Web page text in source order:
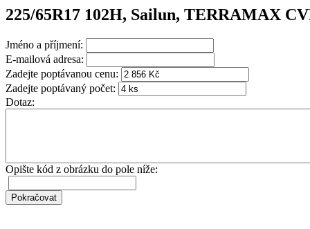
225/65R17 102H, Sailun, TERRAMAX
Jméno a příjmení:
E-mailová adresa:
Zadejte poptávanou cenu:
Zadejte poptávaný počet:
Dotaz:
Opište kód z obrázku do pole níže: